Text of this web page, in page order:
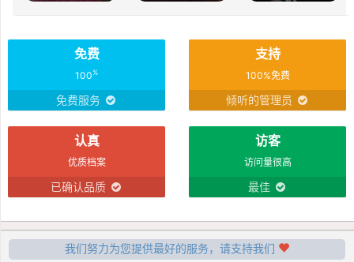
免费
100%
免费服务
支持
100%免费
倾听的管理员
认真
优质档案
已确认品质
访客
访问量很高
最佳
我们努力为您提供最好的服务，请支持我们